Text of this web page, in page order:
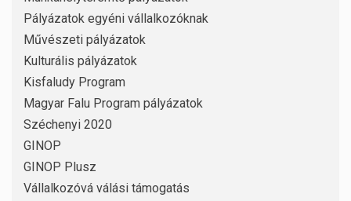
Pályázatok egyéni vállalkozóknak
Művészeti pályázatok
Kulturális pályázatok
Kisfaludy Program
Magyar Falu Program pályázatok
Széchenyi 2020
GINOP
GINOP Plusz
Vállalkozóvá válási támogatás